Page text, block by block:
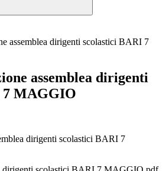
assemblea dirigenti scolastici BARI 7
assemblea dirigenti
7 MAGGIO
dirigenti scolastici BARI 7